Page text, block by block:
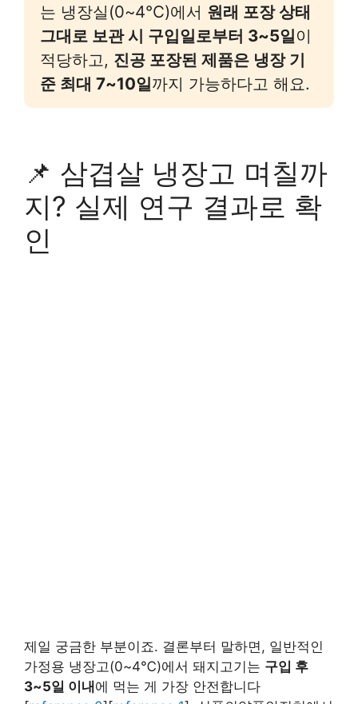
는 냉장실(0~4℃)에서 원래 포장 상태
그대로 보관 시 구입일로부터 3~5일이
적당하고, 진공 포장된 제품은 냉장 기
준 최대 7~10일까지 가능하다고 해요.
📌 삼겹살 냉장고 며칠까
지? 실제 연구 결과로 확
인
제일 궁금한 부분이죠. 결론부터 말하면, 일반적인
가정용 냉장고(0~4℃)에서 돼지고기는 구입 후
3~5일 이내에 먹는 게 가장 안전합니다